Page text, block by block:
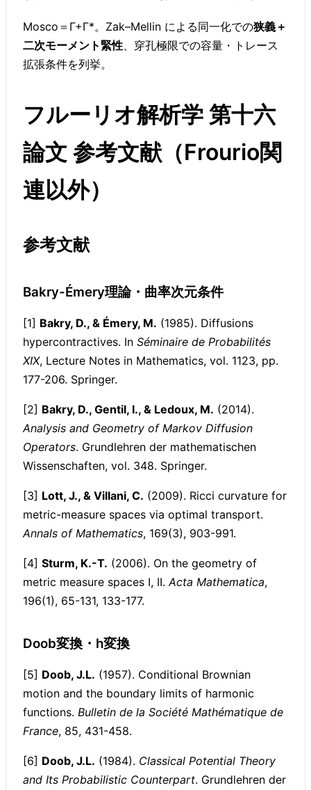
Mosco＝Γ+Γ*。Zak–Mellin による同一化での狭義＋
二次モーメント緊性 、穿孔極限での容量・トレース
拡張条件を列挙。
フルーリオ解析学 第十六
論文 参考文献（Frourio関
連以外）
参考文献
Bakry-Émery理論・曲率次元条件
[1] Bakry, D., & Émery, M. (1985). Diffusions
hypercontractives. In Séminaire de Probabilités
XIX, Lecture Notes in Mathematics, vol. 1123, pp.
177-206. Springer.
[2] Bakry, D., Gentil, I., & Ledoux, M. (2014).
Analysis and Geometry of Markov Diffusion
Operators. Grundlehren der mathematischen
Wissenschaften, vol. 348. Springer.
[3] Lott, J., & Villani, C. (2009). Ricci curvature for
metric-measure spaces via optimal transport.
Annals of Mathematics, 169(3), 903-991.
[4] Sturm, K.-T. (2006). On the geometry of
metric measure spaces I, II. Acta Mathematica,
196(1), 65-131, 133-177.
Doob変換・h変換
[5] Doob, J.L. (1957). Conditional Brownian
motion and the boundary limits of harmonic
functions. Bulletin de la Société Mathématique de
France, 85, 431-458.
[6] Doob, J.L. (1984). Classical Potential Theory
and Its Probabilistic Counterpart. Grundlehren der